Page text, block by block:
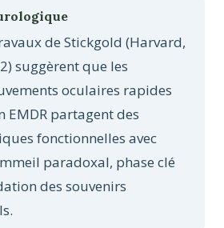
de Stickgold (Harvard,
suggèrent que les
oculaires rapides
EMDR partagent des
fonctionnelles avec
paradoxal, phase clé
des souvenirs